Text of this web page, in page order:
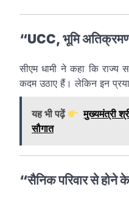
“UCC, भूमि अतिक्रमण
सीएम धामी ने कहा कि राज्य
कदम उठाए हैं। लेकिन इन
यह भी पढ़ें
मुख्यमंत्री
सौगात
“सैनिक परिवार से